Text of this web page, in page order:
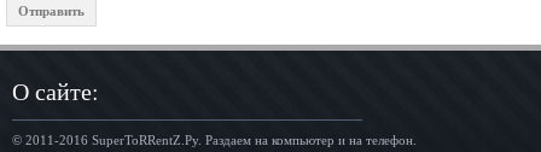
О сайте:
© 2011-2016 SuperToRRentZ.Ру. Раздаем на компьютер и на телефон.